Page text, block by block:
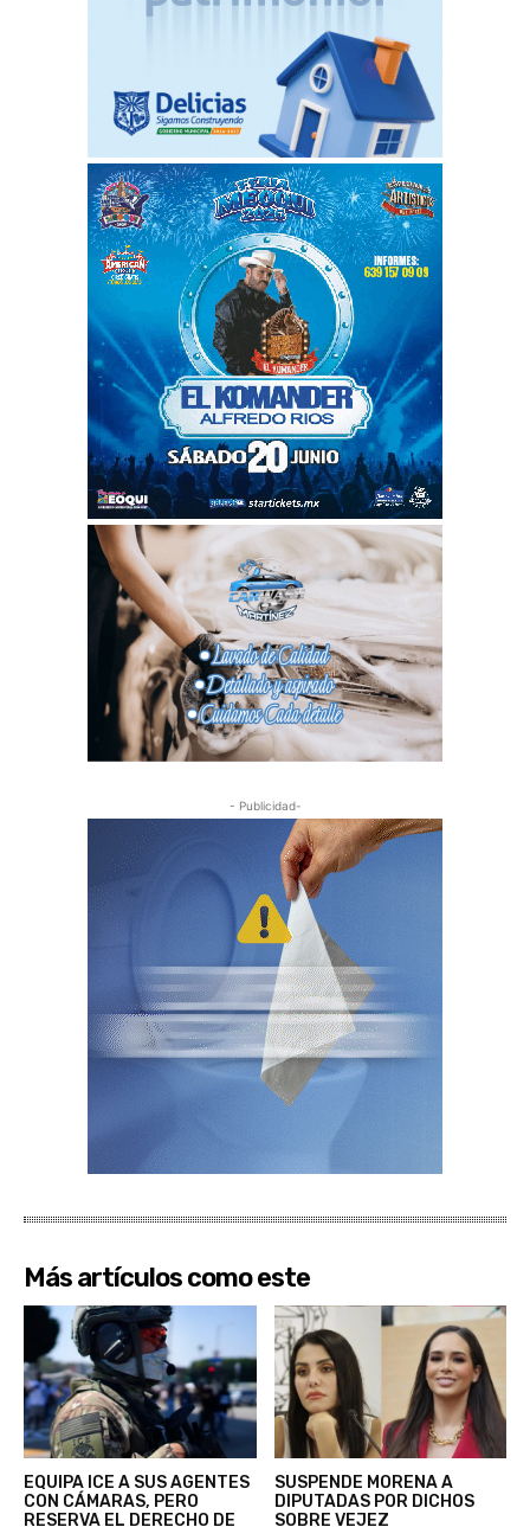
- Publicidad-
Más artículos como este
EQUIPA ICE A SUS AGENTES
CON CÁMARAS, PERO
RESERVA EL DERECHO DE
SUSPENDE MORENA A
DIPUTADAS POR DICHOS
SOBRE VEJEZ